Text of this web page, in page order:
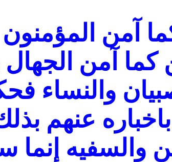
آمن المؤمنون
كما آمن
والنساء
عنهم
والسفيه إنما